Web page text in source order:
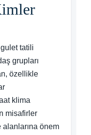
tatili
grupları
özellikle
klima
misafirler
önem